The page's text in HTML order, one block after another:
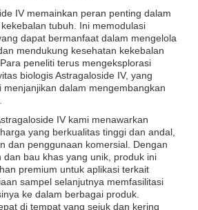
IV memainkan peran penting dalam
tubuh. Ini memodulasi
dapat bermanfaat dalam mengelola
mendukung kesehatan kekebalan
peneliti terus mengeksplorasi
biologis Astragaloside IV, yang
menjanjikan dalam mengembangkan
IV kami menawarkan
yang berkualitas tinggi dan andal,
dan penggunaan komersial. Dengan
dan bau khas yang unik, produk ini
premium untuk aplikasi terkait
sampel selanjutnya memfasilitasi
ke dalam berbagai produk.
di tempat yang sejuk dan kering